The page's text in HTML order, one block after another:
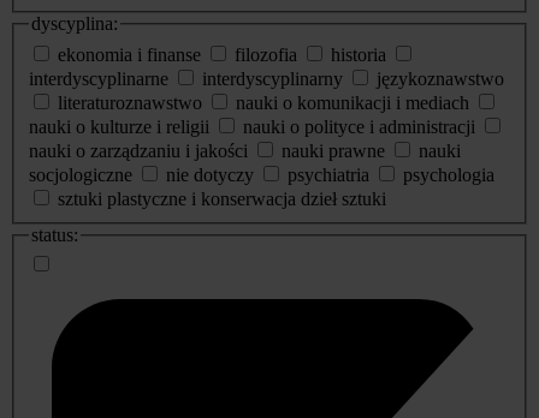
dyscyplina:
ekonomia i finanse
filozofia
historia
interdyscyplinarne
interdyscyplinarny
językoznawstwo
literaturoznawstwo
nauki o komunikacji i mediach
nauki o kulturze i religii
nauki o polityce i administracji
nauki o zarządzaniu i jakości
nauki prawne
nauki
socjologiczne
nie dotyczy psychiatria
psychologia
sztuki plastyczne i konserwacja dzieł sztuki
status: